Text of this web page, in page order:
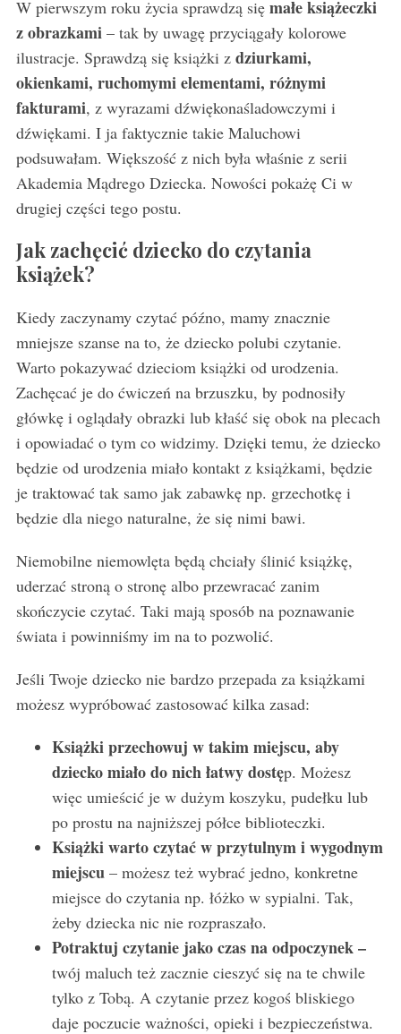
W pierwszym roku życia sprawdzą się małe książeczki
z obrazkami– tak by uwagę przyciągały kolorowe
ilustracje. Sprawdzą się książki z dziurkami,
okienkami, ruchomymi elementami, różnymi
fakturami, z wyrazami dźwiękonaśladowczymi i
dźwiękami. I ja faktycznie takie Maluchowi
podsuwałam. Większość z nich była właśnie z serii
Akademia Mądrego Dziecka. Nowości pokażę Ci w
drugiej części tego postu.
Jak zachęcić dziecko do czytania
książek?
Kiedy zaczynamy czytać późno, mamy znacznie
mniejsze szanse na to, że dziecko polubi czytanie.
Warto pokazywać dzieciom książki od urodzenia.
Zachęcać je do ćwiczeń na brzuszku, by podnosiły
główkę i oglądały obrazki lub kłaść się obok na plecach
i opowiadać o tym co widzimy. Dzięki temu, że dziecko
będzie od urodzenia miało kontakt z książkami, będzie
je traktować tak samo jak zabawkę np. grzechotkę i
będzie dla niego naturalne, że się nimi bawi.
Niemobilne niemowlęta będą chciały ślinić książkę,
uderzać stroną o stronę albo przewracać zanim
skończycie czytać. Taki mają sposób na poznawanie
świata i powinniśmy im na to pozwolić.
Jeśli Twoje dziecko nie bardzo przepada za książkami
możesz wypróbować zastosować kilka zasad:
Książki przechowuj w takim miejscu, aby
dziecko miało do nich łatwy dostęp. Możesz
więc umieścić je w dużym koszyku, pudełku lub
po prostu na najniższej półce biblioteczki.
Książki warto czytać w przytulnym i wygodnym
miejscu – możesz też wybrać jedno, konkretne
miejsce do czytania np. łóżko w sypialni. Tak,
żeby dziecka nic nie rozpraszało.
Potraktuj czytanie jako czas na odpoczynek –
twój maluch też zacznie cieszyć się na te chwile
tylko z Tobą. A czytanie przez kogoś bliskiego
daje poczucie ważności, opieki i bezpieczeństwa.